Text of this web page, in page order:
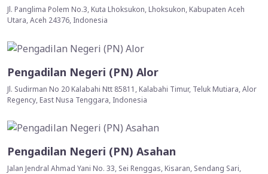
Jl. Panglima Polem No.3, Kuta Lhoksukon, Lhoksukon, Kabupaten Aceh
Utara, Aceh 24376, Indonesia
Pengadilan Negeri (PN) Alor
Jl. Sudirman No 20 Kalabahi Ntt 85811, Kalabahi Timur, Teluk Mutiara, Alor
Regency, East Nusa Tenggara, Indonesia
Pengadilan Negeri (PN) Asahan
Jalan Jendral Ahmad Yani No. 33, Sei Renggas, Kisaran, Sendang Sari,